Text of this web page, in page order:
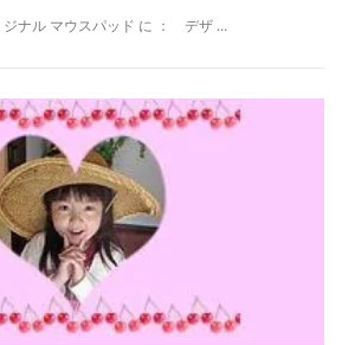
ジナル マウスパッド に ： デザ …